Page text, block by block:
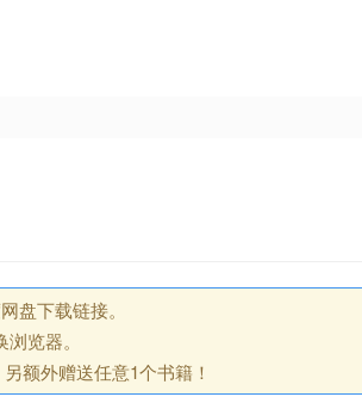
盘下载链接。
览器。
额外赠送任意1个书籍！